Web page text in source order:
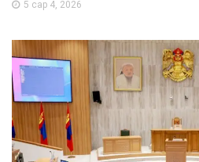
5 сар 4, 2026